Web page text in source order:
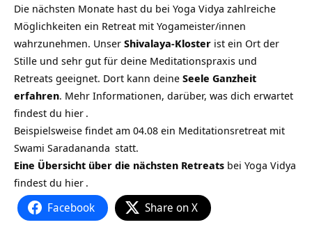
Die nächsten Monate hast du bei Yoga Vidya zahlreiche
Möglichkeiten ein Retreat mit Yogameister/innen
wahrzunehmen. Unser Shivalaya-Kloster ist ein Ort der
Stille und sehr gut für deine Meditationspraxis und
Retreats geeignet. Dort kann deine Seele Ganzheit
erfahren. Mehr Informationen, darüber, was dich erwartet
findest du hier .
Beispielsweise findet am 04.08 ein Meditationsretreat mit
Swami Saradananda statt.
Eine Übersicht über die nächsten Retreats bei Yoga Vidya
findest du hier .
Facebook Share on X